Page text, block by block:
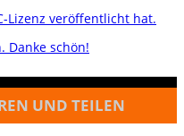
Lizenz veröffentlicht hat.
Danke schön!
UND TEILEN